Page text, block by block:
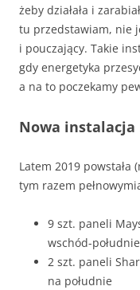
żeby działała i
tu przedstawiam, nie
i pouczający. Takie
gdy energetyka
a na to poczekamy
Nowa instalacja
Latem 2019 powstała
tym razem
9 szt. paneli
wschód-
2 szt. paneli
na południe